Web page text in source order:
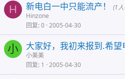
H 新电白一中只能流产！ (1
Hinzone
回复 0 2005-04-30
小 大家好，我初来报到.希
小美美
回复 1 2005-04-30